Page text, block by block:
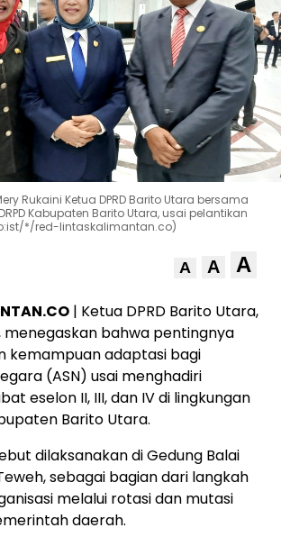
Rukaini Ketua DPRD Barito Utara bersama
Kabupaten Barito Utara, usai pelantikan
*/red-lintaskalimantan.co)
A A A
| Ketua DPRD Barito Utara,
menegaskan bahwa pentingnya
kemampuan adaptasi bagi
(ASN) usai menghadiri
eselon II, III, dan IV di lingkungan
Barito Utara.
dilaksanakan di Gedung Balai
sebagai bagian dari langkah
melalui rotasi dan mutasi
daerah.